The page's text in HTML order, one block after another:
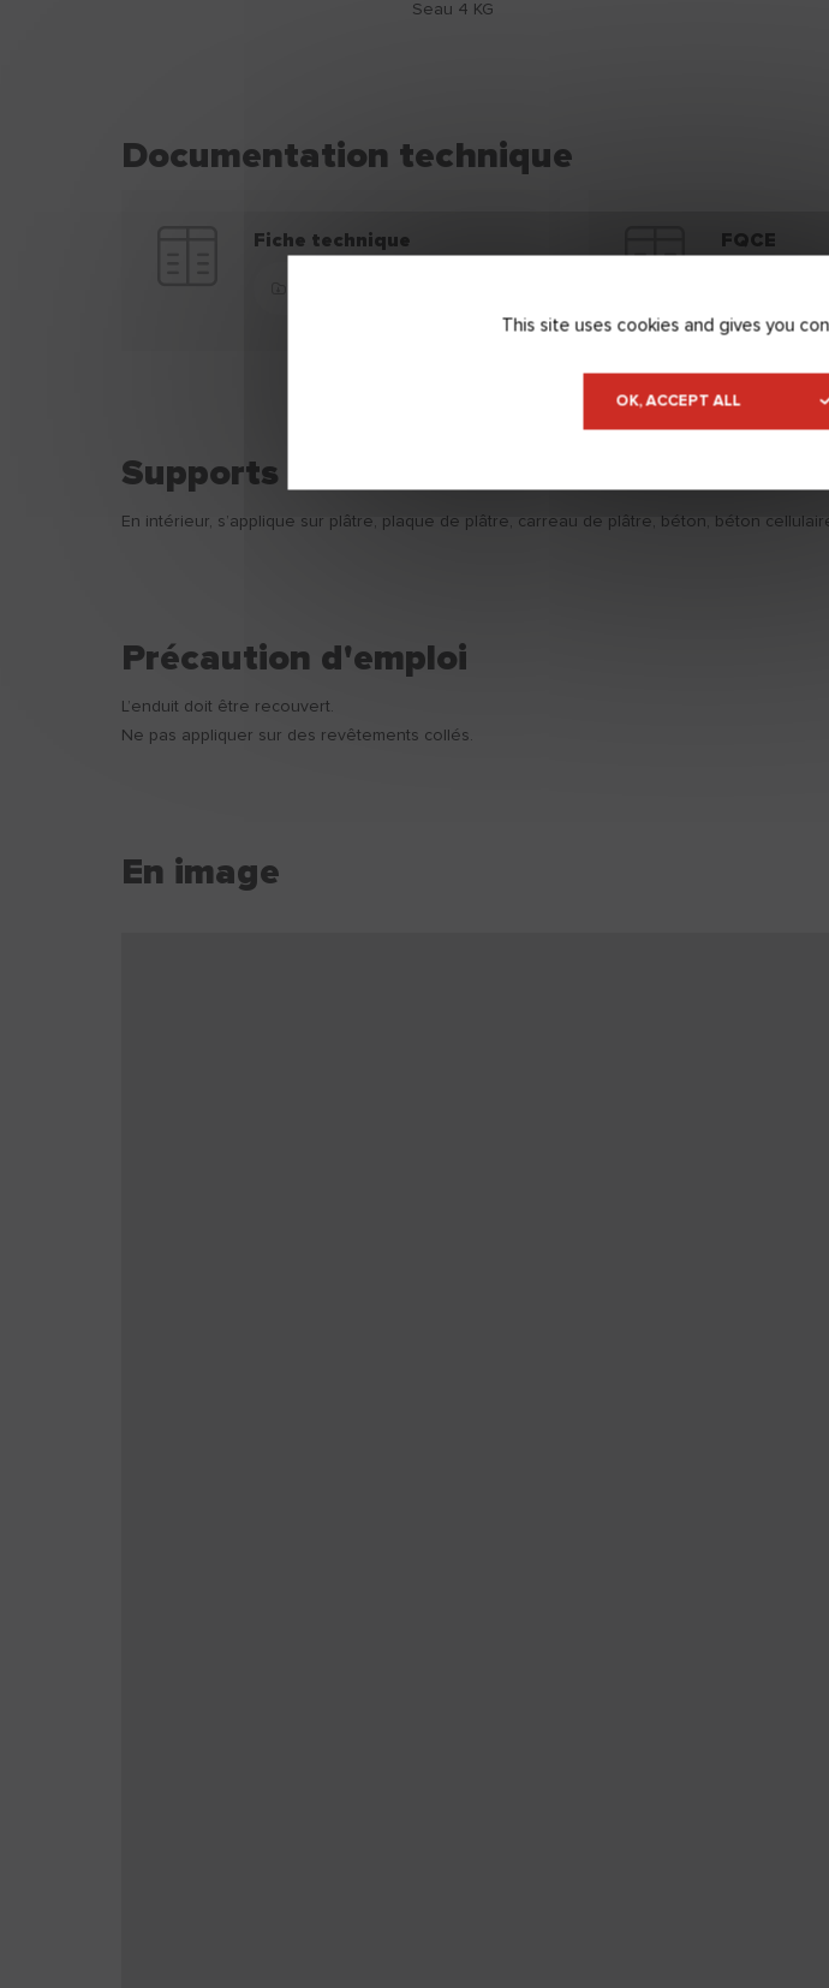
Seau 4 KG
Documentation technique
Fiche technique FQCE
Supports
En intérieur, s’applique sur plâtre, plaque de plâtre, carreau de plâtre, béton, béton
Précaution d'emploi
L’enduit doit être recouvert.
Ne pas appliquer sur des revêtements collés.
En image
This site uses cookies and gives you
OK, ACCEPT ALL